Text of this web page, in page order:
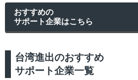
おすすめの
サポート企業はこちら
台湾進出のおすすめ
サポート企業一覧